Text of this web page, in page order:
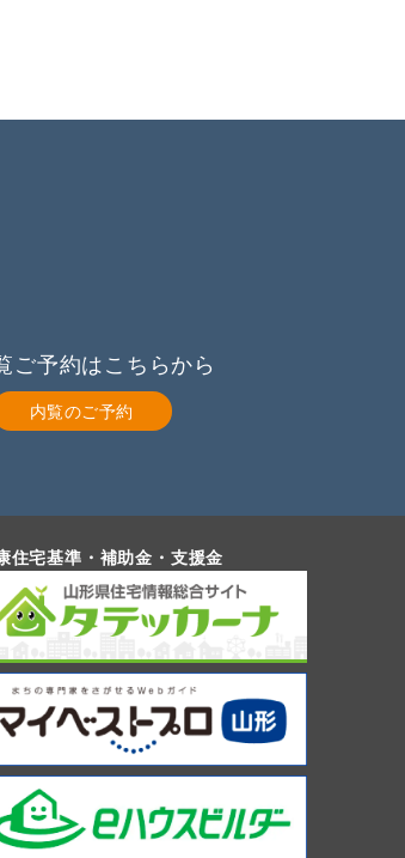
ご予約はこちらから
内覧のご予約
住宅基準・補助金・支援金